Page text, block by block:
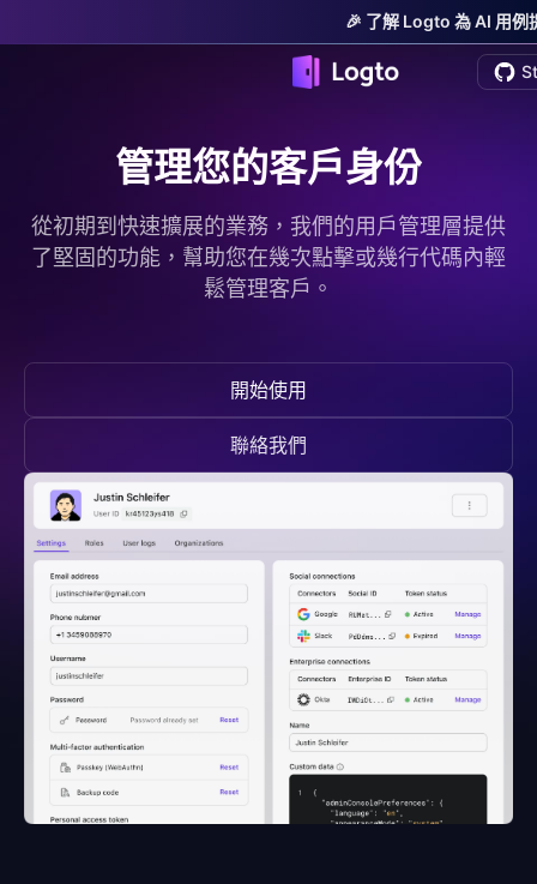
🎉 了解 Logto 為 AI 用例
管理您的客戶身份
從初期到快速擴展的業務，我們的用戶管理層提供
了堅固的功能，幫助您在幾次點擊或幾行代碼內輕
鬆管理客戶。
開始使用
聯絡我們